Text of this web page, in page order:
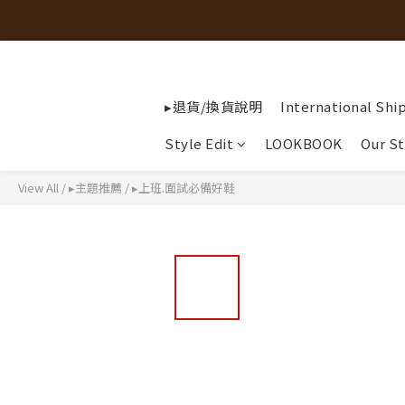
▸退貨/換貨說明 International
Style Edit
LOOKBOOK Our
View All /▸主題推薦 /▸上班.面試必備好鞋